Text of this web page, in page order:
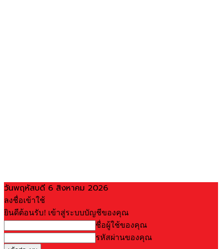
วันพฤหัสบดี 6 สิงหาคม 2026
ลงชื่อเข้าใช้
ยินดีต้อนรับ! เข้าสู่ระบบบัญชีของคุณ
ชื่อผู้ใช้ของคุณ
รหัสผ่านของคุณ